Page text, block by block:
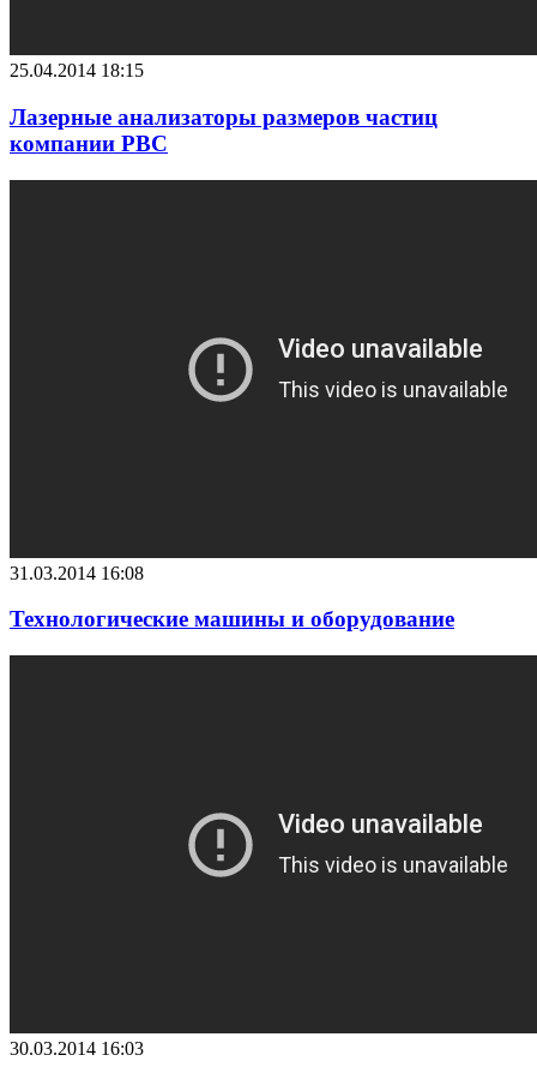
25.04.2014 18:15
Лазерные анализаторы размеров частиц
компании РВС
31.03.2014 16:08
Технологические машины и оборудование
30.03.2014 16:03